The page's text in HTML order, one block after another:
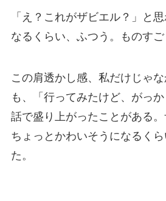
「え？これがザビエル？」と
なるくらい、ふつう。ものすご
この肩透かし感、私だけじゃ
も、「行ってみたけど、がっ
話で盛り上がったことがある
ちょっとかわいそうになるく
た。